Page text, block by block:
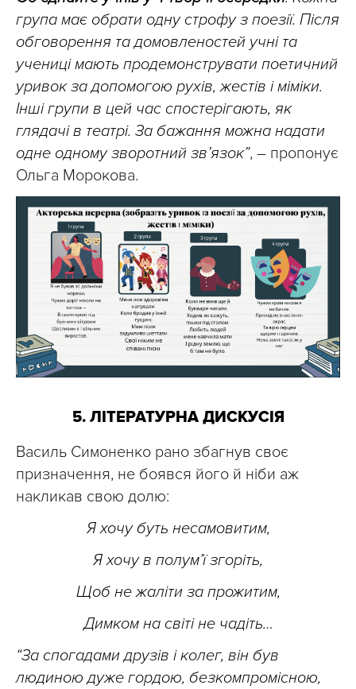
група має обрати одну строфу з поезії. Після
обговорення та домовленостей учні та
учениці мають продемонструвати поетичний
уривок за допомогою рухів, жестів і міміки.
Інші групи в цей час спостерігають, як
глядачі в театрі. За бажання можна надати
одне одному зворотний зв’язок”, – пропонує
Ольга Морокова.
5. ЛІТЕРАТУРНА ДИСКУСІЯ
Василь Симоненко рано збагнув своє
призначення, не боявся його й ніби аж
накликав свою долю:
Я хочу буть несамовитим,
Я хочу в полум’ї згоріть,
Щоб не жаліти за прожитим,
Димком на світі не чадіть…
“За спогадами друзів і колег, він був
людиною дуже гордою, безкомпромісною,